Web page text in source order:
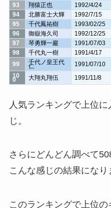
93
翔猿正也 1992/4/24
94
北勝富士大輝 1992/7/15
95
千代鳳祐樹 1993/02/25
96
御嶽海久司 1992/12/25
97
琴勇輝一巖 1991/07/03
98
千代丸一樹 1991/4/17
99
千代ノ皇王代
仁 1991/07/10
10
0 大翔丸翔伍 1991/11/8
人気ランキングで上位
じ。
さらにどんどん調べて
こんな感じの結果になり
このランキングで上位